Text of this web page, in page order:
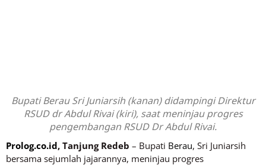
Bupati Berau Sri Juniarsih (kanan) didampingi Direktur
RSUD dr Abdul Rivai (kiri), saat meninjau progres
pengembangan RSUD Dr Abdul Rivai.
Prolog.co.id, Tanjung Redeb – Bupati Berau, Sri Juniarsih
bersama sejumlah jajarannya, meninjau progres